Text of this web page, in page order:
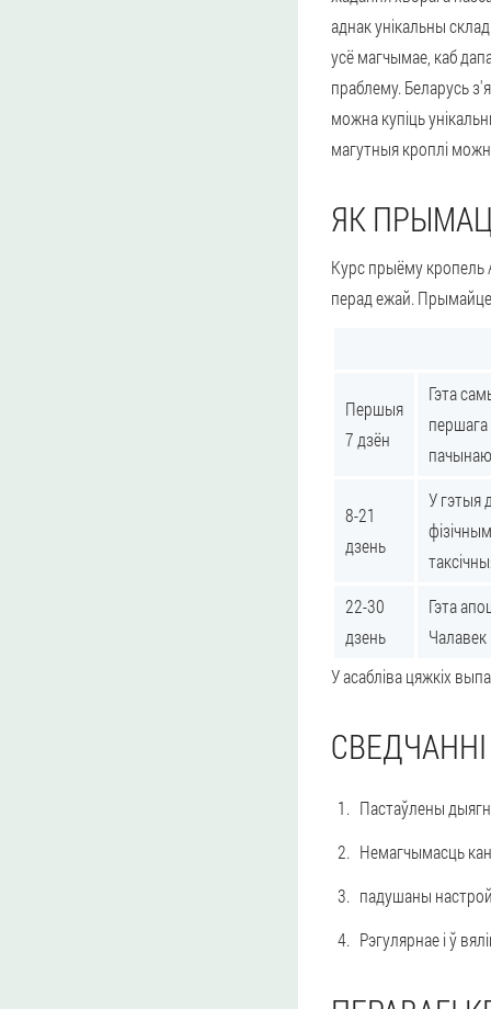
аднак унікальны
усё магчымае, каб
праблему. Беларусь
можна купіць
магутныя кроплі
ЯК
Курс прыёму кропель
перад ежай. Прымайце
Першыя
7 дзён
Гэта
8-21
дзень
У гэтыя
22-30
дзень
Гэта
У асабліва цяжкіх
Пастаўлены
Немагчымасць
падушаны настрой
Рэгулярнае і ў